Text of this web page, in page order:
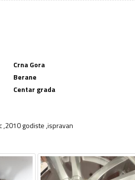
Crna Gora
Berane
Centar grada
,2010 godiste ,ispravan